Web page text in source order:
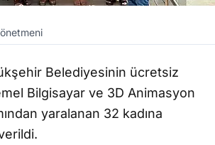
Belediyesinin ücretsiz
Bilgisayar ve 3D Animasyon
yaralanan 32 kadına